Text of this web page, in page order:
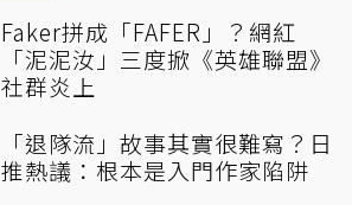
Faker拼成「FAFER」？網紅
「泥泥汝」三度掀《英雄聯盟》
社群炎上
「退隊流」故事其實很難寫？日
推熱議：根本是入門作家陷阱